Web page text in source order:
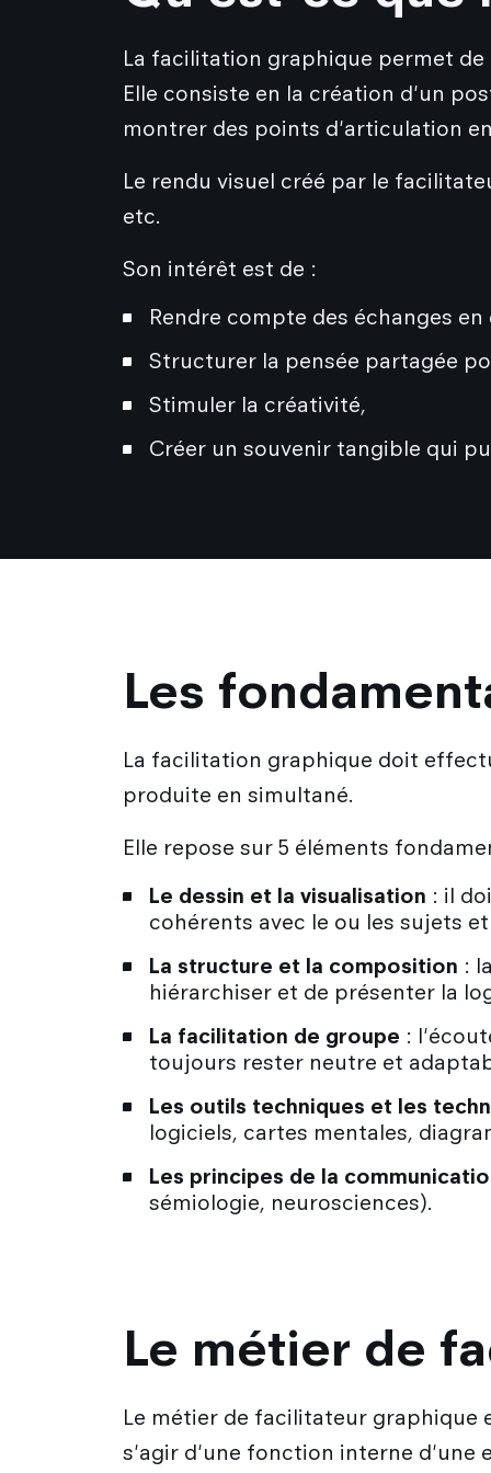
La facilitation graphique permet
Elle consiste en la création d'un
montrer des points d'articulation
Le rendu visuel créé par le
etc.
Son intérêt est de :
Rendre compte des échanges
Structurer la pensée partagée
Stimuler la créativité,
Créer un souvenir tangible qui
Les
La facilitation graphique doit
produite en simultané.
Elle repose sur 5 éléments
Le dessin et la visualisation : il
cohérents avec le ou les sujets
La structure et la composition :
hiérarchiser et de présenter la
La facilitation de groupe :
toujours rester neutre et
Les outils techniques et les
logiciels, cartes mentales,
Les principes de la
sémiologie, neurosciences).
Le métier de
Le métier de facilitateur graphique
s'agir d'une fonction interne d'une